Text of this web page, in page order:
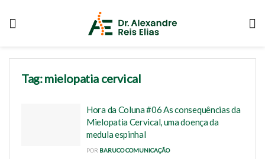
Tag:mielopatia cervical
Hora da Coluna #06 As consequências da
Mielopatia Cervical, uma doença da
medula espinhal
POR BARUCO COMUNICAÇÃO